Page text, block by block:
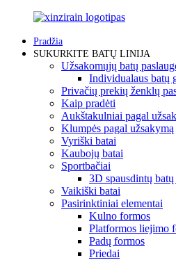
Pradžia
SUKURKITE BATŲ LINIJA
Užsakomųjų batų
Individualaus batų
Privačių prekių ženklų
Kaip pradėti
Aukštakulniai pagal
Klumpės pagal užsakymą
Vyriški batai
Kaubojų batai
Sportbačiai
3D spausdintų batų
Vaikiški batai
Pasirinktiniai elementai
Kulno formos
Platformos liejimo
Padų formos
Priedai